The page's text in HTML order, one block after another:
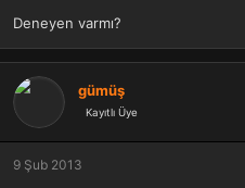
Deneyen varmı?
gümüş
Kayıtlı Üye
9 Şub 2013